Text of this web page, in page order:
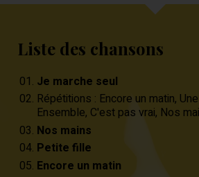
Liste des chansons
Je marche seul
Répétitions : Encore un matin,
Ensemble, C'est pas vrai, Nos
Nos mains
Petite fille
Encore un matin